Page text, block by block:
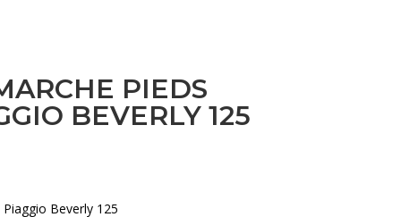
PIEDS
BEVERLY 125
Beverly 125